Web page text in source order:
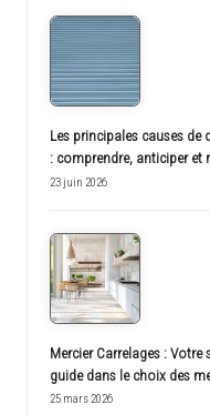
Les principales causes
: comprendre, anticiper et
23 juin 2026
Mercier Carrelages :
guide dans le choix des
25 mars 2026